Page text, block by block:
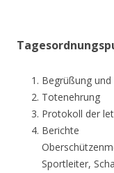
Begrüßung
Totenehrung
Protokoll der
Berichte
Sportleiter,